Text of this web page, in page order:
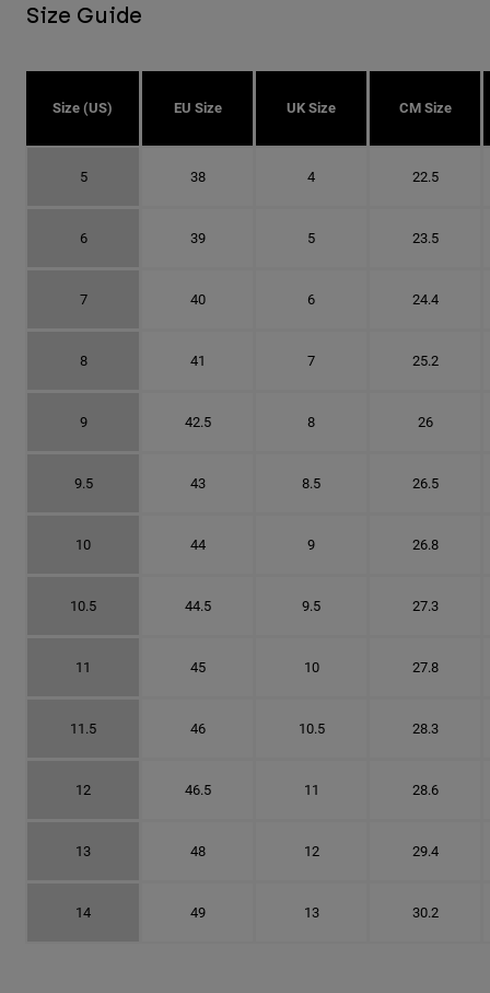
Size Guide
Size (US) EU Size UK Size CM Size
5 38 4 22.5
6 39 5 23.5
7 40 6 24.4
8 41 7 25.2
9 42.5 8 26
9.5 43 8.5 26.5
10 44 9 26.8
10.5 44.5 9.5 27.3
11 45 10 27.8
11.5 46 10.5 28.3
12 46.5 11 28.6
13 48 12 29.4
14 49 13 30.2